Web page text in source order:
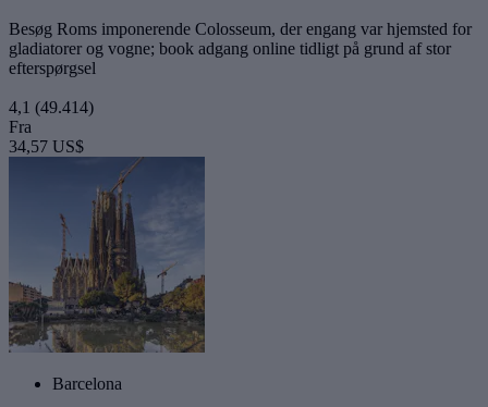
Besøg Roms imponerende Colosseum, der engang var hjemsted for
gladiatorer og vogne; book adgang online tidligt på grund af stor
efterspørgsel
4,1 (49.414)
Fra
34,57 US$
Barcelona